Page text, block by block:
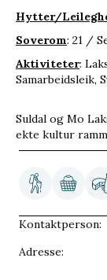
Kontaktperson:
Adresse:
Hytter/
Soverom: 21 /
Aktiviteter:
Samarbeidsleik,
Suldal og Mo
ekte kultur